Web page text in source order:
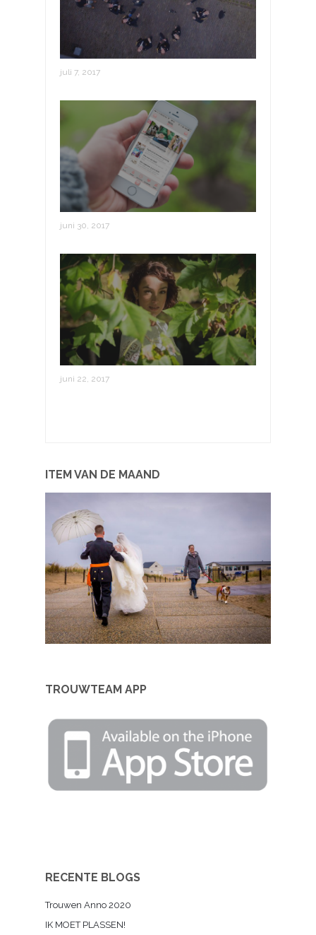
Trouwreportage met een drone
juli 7, 2017
De leukste trouwapps
juni 30, 2017
Vintage styled shoot
juni 22, 2017
ITEM VAN DE MAAND
TROUWTEAM APP
RECENTE BLOGS
Trouwen Anno 2020
IK MOET PLASSEN!